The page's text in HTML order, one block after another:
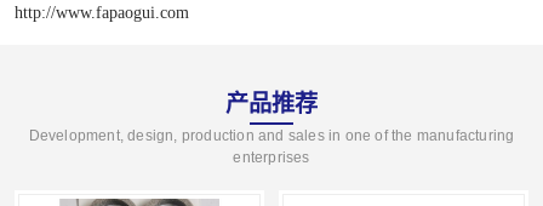
http://www.fapaogui.com
产品推荐
Development, design, production and sales in one of the manufacturing
enterprises